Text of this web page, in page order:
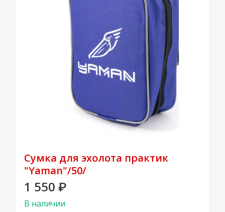
Сумка для эхолота практик
"Yaman"/50/
1 550 ₽
В наличии